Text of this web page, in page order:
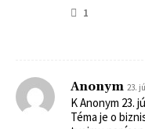
1
Anonym 23.
K Anonym 23.
Téma je o